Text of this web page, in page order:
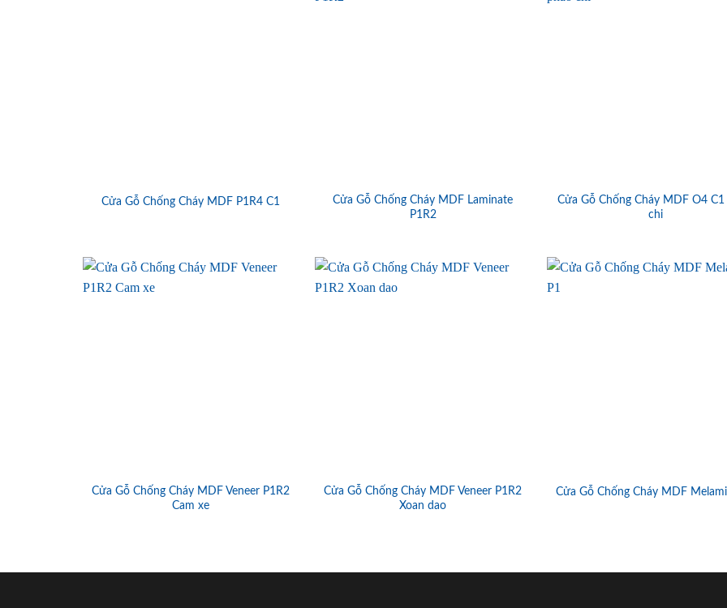
Cửa Gỗ Chống Cháy MDF P1R4 C1
Cửa Gỗ Chống Cháy MDF Laminate
P1R2
Cửa Gỗ Chống Cháy MDF O4
chi
Cửa Gỗ Chống Cháy MDF Veneer P1R2
Cam xe
Cửa Gỗ Chống Cháy MDF Veneer P1R2
Xoan dao
Cửa Gỗ Chống Cháy MDF